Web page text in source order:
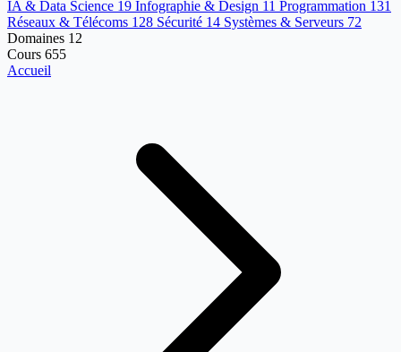
IA & Data Science 19 Infographie & Design 11 Programmation 131
Réseaux & Télécoms 128 Sécurité 14 Systèmes & Serveurs 72
Domaines 12
Cours 655
Accueil